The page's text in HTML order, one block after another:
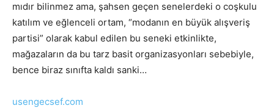
mıdır bilinmez ama, şahsen geçen senelerdeki o coşkulu
katılım ve eğlenceli ortam, “modanın en büyük alışveriş
partisi” olarak kabul edilen bu seneki etkinlikte,
mağazaların da bu tarz basit organizasyonları sebebiyle,
bence biraz sınıfta kaldı sanki…
usengecsef.com